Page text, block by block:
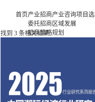
首页产业招商
委托招商
招商策略
产业咨询
区域发展
规划
专题研究
项目
找到3 条相关结果